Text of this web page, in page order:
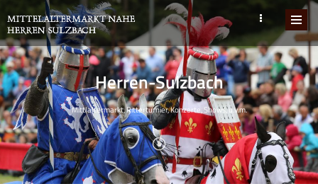
Herren-Sulzbach
Mittlaltermarkt, Ritterturnier, Konzerte, Shows, u.v.m.